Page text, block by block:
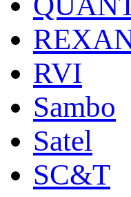
RVI
Sambo
Satel
SC&T